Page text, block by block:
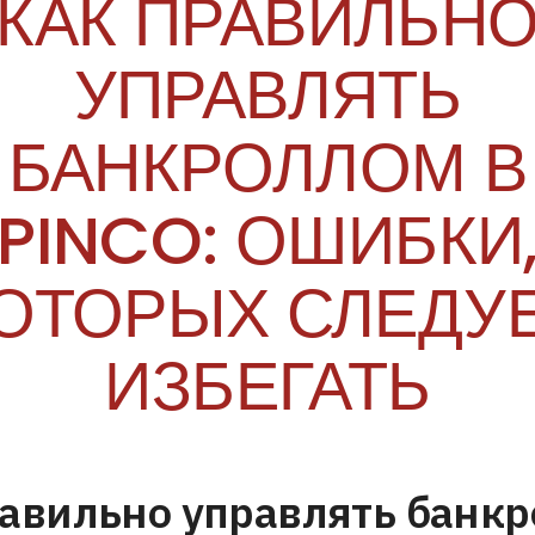
КАК ПРАВИЛЬНО
УПРАВЛЯТЬ
БАНКРОЛЛОМ В
PINCO: ОШИБКИ,
ИЗБЕГАТЬ
управлять